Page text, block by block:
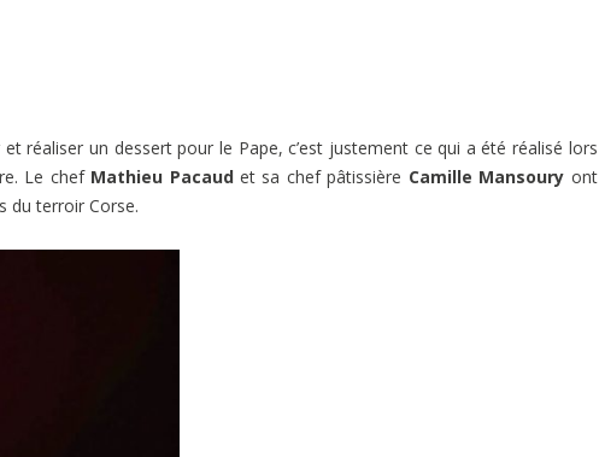
réaliser un dessert pour le Pape, c’est justement ce qui a été réalisé lors
Le chef Mathieu Pacaudet sa chef pâtissière Camille Mansoury ont
du terroir Corse.